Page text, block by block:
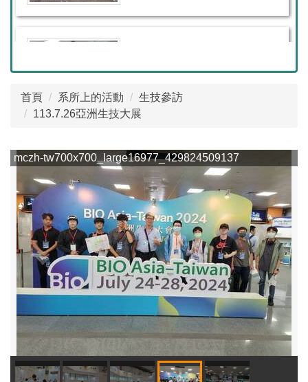
114.11.07 生技參訪
114.10.05 國際交流
114.12.17系週會
首頁 系所上的活動
生技參訪
113.7.26亞洲生技大展
mczh-tw700x700_large16977_429824509137